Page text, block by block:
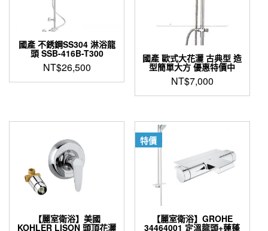
國產 不銹鋼SS304 淋浴龍
頭 SSB-416B-T300
NT$26,500
國產 歐式大花灑 古典型 造
型簡單大方 優惠特價中
NT$7,000
【麗室衛浴】美國
KOHLER LISON 頭頂花灑
特價
【麗室衛浴】GROHE
34464001 定溫龍頭+蓮蓬